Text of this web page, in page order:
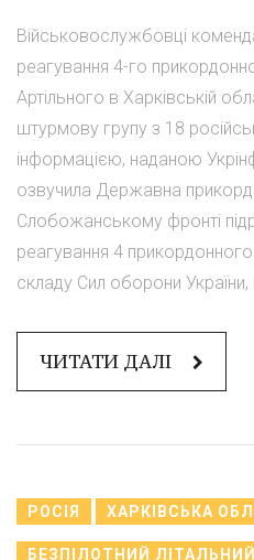
Військовослужбовці
реагування 4-го
Артільного в Харківській
штурмову групу з 18
інформацією, наданою
озвучила Державна
Слобожанському фронті
реагування 4
складу Сил оборони України,
ЧИТАТИ ДАЛІ
РОСІЯ ХАРКІВСЬКА
БЕЗПІЛОТНИЙ